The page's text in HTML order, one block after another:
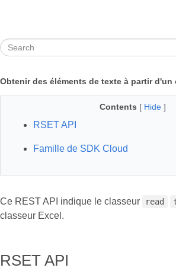
Obtenir des éléments de texte à partir d'un
Contents [ Hide ]
RSET API
Famille de SDK Cloud
Ce REST API indique le classeur read
classeur Excel.
RSET API